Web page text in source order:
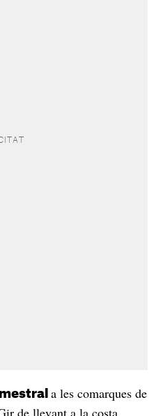
mestral a les comarques de
de llevant a la costa